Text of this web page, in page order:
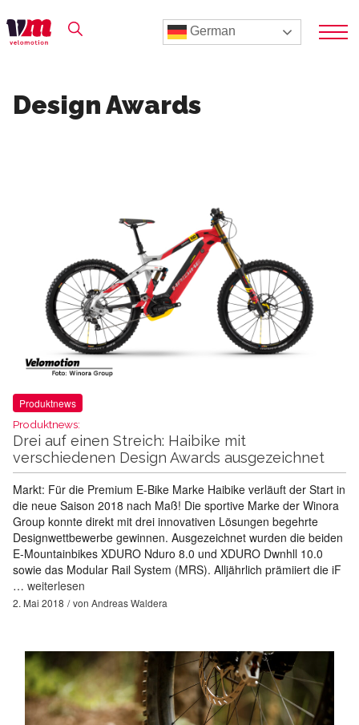
German
Design Awards
Produktnews
Produktnews:
Drei auf einen Streich: Haibike mit
verschiedenen Design Awards ausgezeichnet
Markt: Für die Premium E-Bike Marke Haibike verläuft der Start in
die neue Saison 2018 nach Maß! Die sportive Marke der Winora
Group konnte direkt mit drei innovativen Lösungen begehrte
Designwettbewerbe gewinnen. Ausgezeichnet wurden die beiden
E-Mountainbikes XDURO Nduro 8.0 und XDURO Dwnhll 10.0
sowie das Modular Rail System (MRS). Alljährlich prämiiert die iF
… weiterlesen
2. Mai 2018 von Andreas Waldera